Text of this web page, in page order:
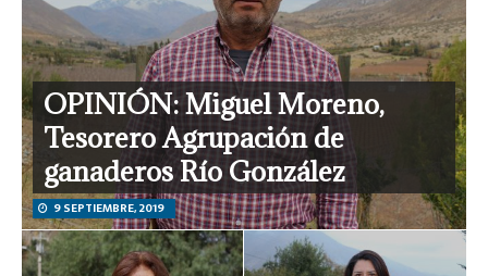
OPINIÓN: Miguel Moreno,
Tesorero Agrupación de
ganaderos Río González
9 SEPTIEMBRE, 2019